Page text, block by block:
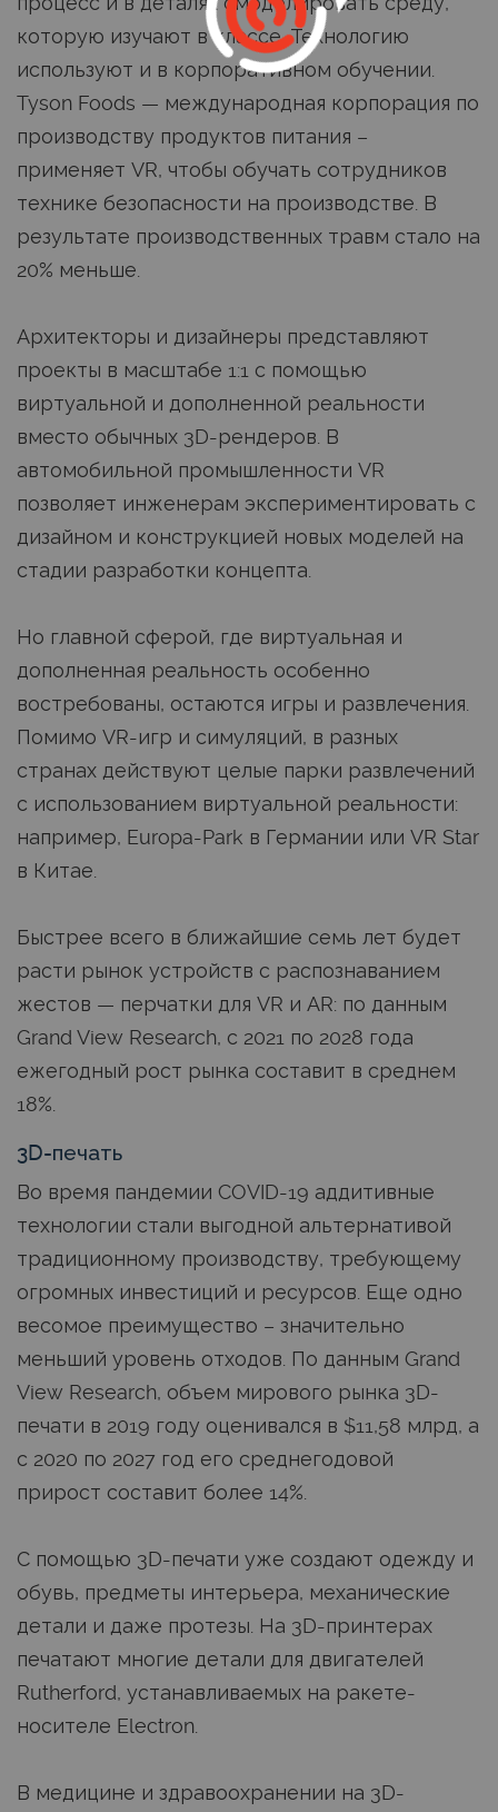
которую изучают в классе. Технологию
используют и в корпоративном обучении.
Tyson Foods — международная корпорация по
производству продуктов питания –
применяет VR, чтобы обучать сотрудников
технике безопасности на производстве. В
результате производственных травм стало на
20% меньше.
Архитекторы и дизайнеры представляют
проекты в масштабе 1:1 с помощью
виртуальной и дополненной реальности
вместо обычных 3D-рендеров. В
автомобильной промышленности VR
позволяет инженерам экспериментировать с
дизайном и конструкцией новых моделей на
стадии разработки концепта.
Но главной сферой, где виртуальная и
дополненная реальность особенно
востребованы, остаются игры и развлечения.
Помимо VR-игр и симуляций, в разных
странах действуют целые парки развлечений
с использованием виртуальной реальности:
например, Europa-Park в Германии или VR Star
в Китае.
Быстрее всего в ближайшие семь лет будет
расти рынок устройств с распознаванием
жестов — перчатки для VR и AR: по данным
Grand View Research, с 2021 по 2028 года
ежегодный рост рынка составит в среднем
18%.
3D-печать
Во время пандемии COVID-19 аддитивные
технологии стали выгодной альтернативой
традиционному производству, требующему
огромных инвестиций и ресурсов. Еще одно
весомое преимущество – значительно
меньший уровень отходов. По данным Grand
View Research, объем мирового рынка 3D-
печати в 2019 году оценивался в $11,58 млрд, а
с 2020 по 2027 год его среднегодовой
прирост составит более 14%.
С помощью 3D-печати уже создают одежду и
обувь, предметы интерьера, механические
детали и даже протезы. На 3D-принтерах
печатают многие детали для двигателей
Rutherford, устанавливаемых на ракете-
носителе Electron.
В медицине и здравоохранении на 3D-